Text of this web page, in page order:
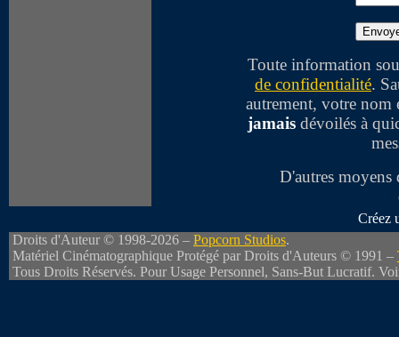
Toute information
de confidentialité.
autrement, votre nom
jamaisdévoilés à
D'autres moyens
Créez
Droits d'Auteur © 1998-2026 – Popcorn Studios.
Matériel Cinématographique Protégé par Droits d'Auteurs © 1991 –
Tous Droits Réservés. Pour Usage Personnel, Sans-But Lucratif.